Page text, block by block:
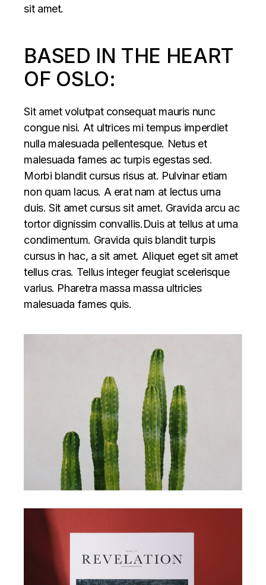
sit amet.
BASED IN THE HEART
OF OSLO:
Sit amet volutpat consequat mauris nunc
congue nisi. At ultrices mi tempus imperdiet
nulla malesuada pellentesque. Netus et
malesuada fames ac turpis egestas sed.
Morbi blandit cursus risus at. Pulvinar etiam
non quam lacus. A erat nam at lectus urna
duis. Sit amet cursus sit amet. Gravida arcu ac
tortor dignissim convallis.Duis at tellus at urna
condimentum. Gravida quis blandit turpis
cursus in hac, a sit amet. Aliquet eget sit amet
tellus cras. Tellus integer feugiat scelerisque
varius. Pharetra massa massa ultricies
malesuada fames quis.